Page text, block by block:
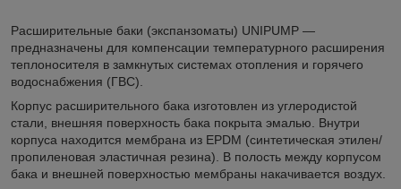
Расширительные баки (экспанзоматы) UNIPUMP —
предназначены для компенсации температурного расширения
теплоносителя в замкнутых системах отопления и горячего
водоснабжения (ГВС).
Корпус расширительного бака изготовлен из углеродистой
стали, внешняя поверхность бака покрыта эмалью. Внутри
корпуса находится мембрана из EPDM (синтетическая этилен/
пропиленовая эластичная резина). В полость между корпусом
бака и внешней поверхностью мембраны накачивается воздух.